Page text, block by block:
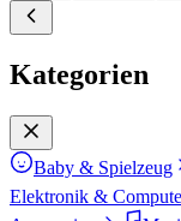
Kategorien
Baby & Spielzeug
Elektronik &